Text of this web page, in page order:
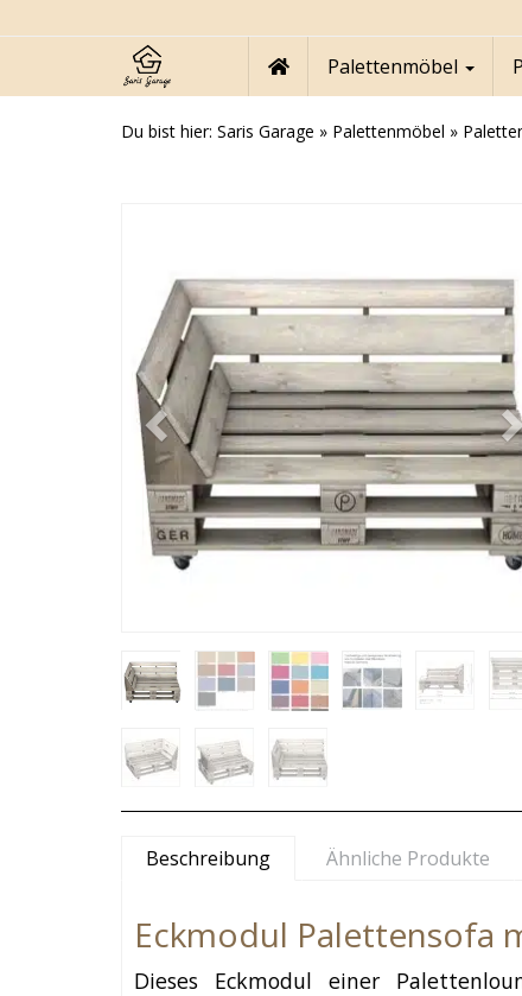
to
content
Palettenmöbel
Du bist hier: Saris Garage » Palettenmöbel »
Beschreibung Ähnliche Produkte
Eckmodul Palettensofa
Dieses Eckmodul einer